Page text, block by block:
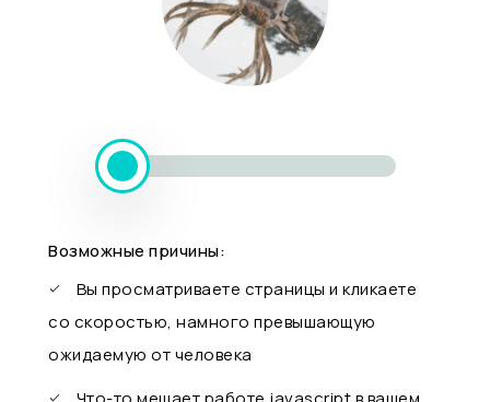
Возможные причины:
Вы просматриваете страницы и кликаете
со скоростью, намного превышающую
ожидаемую от человека